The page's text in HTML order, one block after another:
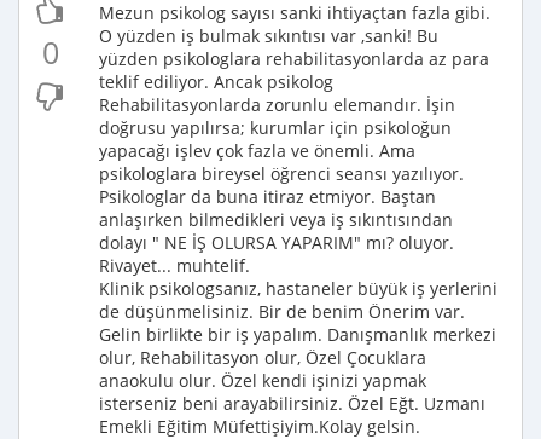
0
Mezun psikolog sayısı sanki ihtiyaçtan fazla gibi.
O yüzden iş bulmak sıkıntısı var ,sanki! Bu
yüzden psikologlara rehabilitasyonlarda az para
teklif ediliyor. Ancak psikolog
Rehabilitasyonlarda zorunlu elemandır. İşin
doğrusu yapılırsa; kurumlar için psikoloğun
yapacağı işlev çok fazla ve önemli. Ama
psikologlara bireysel öğrenci seansı yazılıyor.
Psikologlar da buna itiraz etmiyor. Baştan
anlaşırken bilmedikleri veya iş sıkıntısından
dolayı " NE İŞ OLURSA YAPARIM" mı? oluyor.
Rivayet... muhtelif.
Klinik psikologsanız, hastaneler büyük iş yerlerini
de düşünmelisiniz. Bir de benim Önerim var.
Gelin birlikte bir iş yapalım. Danışmanlık merkezi
olur, Rehabilitasyon olur, Özel Çocuklara
anaokulu olur. Özel kendi işinizi yapmak
isterseniz beni arayabilirsiniz. Özel Eğt. Uzmanı
Emekli Eğitim Müfettişiyim.Kolay gelsin.